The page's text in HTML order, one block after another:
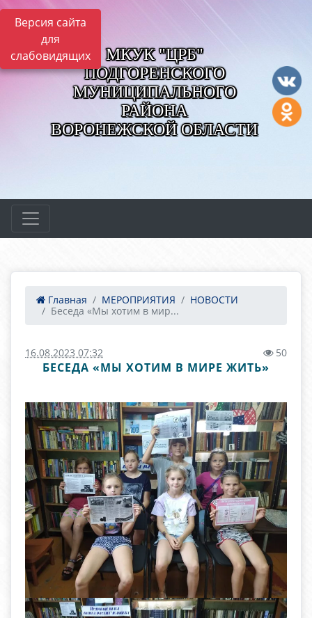
Версия сайта
для
слабовидящих
МКУК "ЦРБ"
ПОДГОРЕНСКОГО
МУНИЦИПАЛЬНОГО
РАЙОНА
ВОРОНЕЖСКОЙ ОБЛАСТИ
Главная МЕРОПРИЯТИЯ
НОВОСТИ
Беседа «Мы хотим в мир...
16.08.2023 07:32 50
БЕСЕДА «МЫ ХОТИМ В МИРЕ ЖИТЬ»